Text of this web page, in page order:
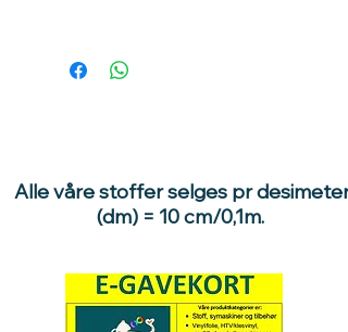
Alle våre stoffer selges pr desimeter
(dm) = 10 cm/0,1m.